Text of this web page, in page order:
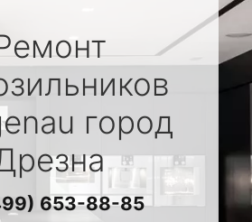
город
653-88-85